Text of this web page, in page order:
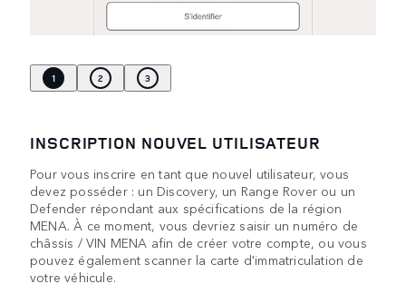
1 2 3
INSCRIPTION NOUVEL UTILISATEUR
Pour vous inscrire en tant que nouvel utilisateur, vous
devez posséder : un Discovery, un Range Rover ou un
Defender répondant aux spécifications de la région
MENA. À ce moment, vous devriez saisir un numéro de
châssis / VIN MENA afin de créer votre compte, ou vous
pouvez également scanner la carte d'immatriculation de
votre véhicule.